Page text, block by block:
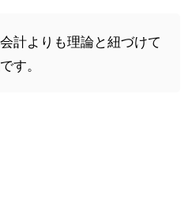
計よりも理論と紐づけて
す。